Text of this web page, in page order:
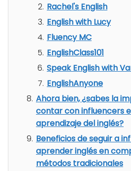
Rachel's English
English with Lucy
Fluency MC
EnglishClass101
Speak English with
EnglishAnyone
Ahora bien, ¿sabes la
contar con influencers
aprendizaje del inglés?
Beneficios de seguir a
aprender inglés en
métodos tradicionales